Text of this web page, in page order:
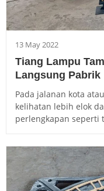
13 May 2022
Tiang Lampu
Langsung Pabrik
Pada jalanan kota
kelihatan lebih elok
perlengkapan seperti